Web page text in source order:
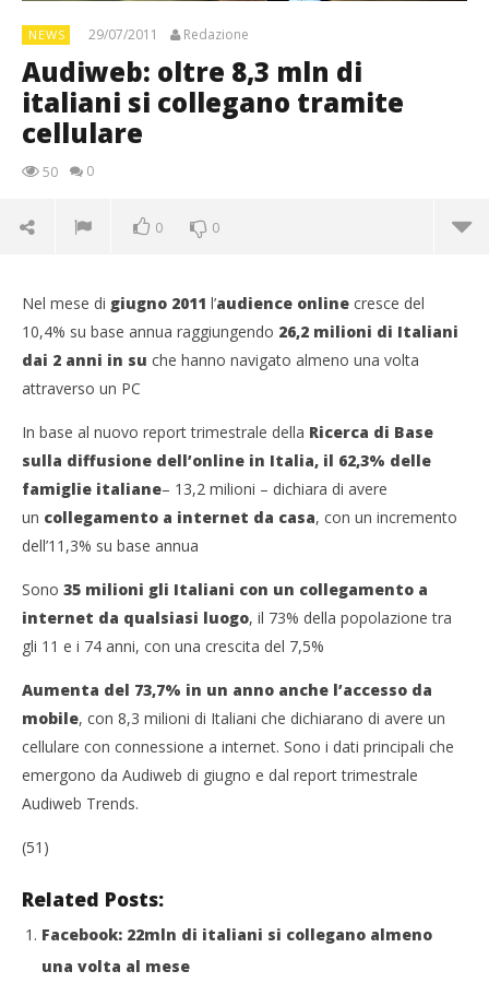
NEWS 29/07/2011 Redazione
Audiweb: oltre 8,3 mln di
italiani si collegano tramite
cellulare
50 0
0 0
NOW VIEWING
Audiweb: oltre 8,3 mln di italiani si collegano
tramite cellulare
29/07/2011
Nel mese di giugno 2011 l’audience online cresce del
10,4% su base annua raggiungendo 26,2 milioni di Italiani
dai 2 anni in su che hanno navigato almeno una volta
attraverso un PC
In base al nuovo report trimestrale della Ricerca di Base
sulla diffusione dell’online in Italia, il 62,3% delle
famiglie italiane– 13,2 milioni – dichiara di avere
un collegamento a internet da casa, con un incremento
dell’11,3% su base annua
Sono 35 milioni gli Italiani con un collegamento a
internet da qualsiasi luogo, il 73% della popolazione tra
gli 11 e i 74 anni, con una crescita del 7,5%
Aumenta del 73,7% in un anno anche l’accesso da
mobile, con 8,3 milioni di Italiani che dichiarano di avere un
cellulare con connessione a internet. Sono i dati principali che
emergono da Audiweb di giugno e dal report trimestrale
Audiweb Trends.
(51)
Related Posts:
Facebook: 22mln di italiani si collegano almeno
una volta al mese